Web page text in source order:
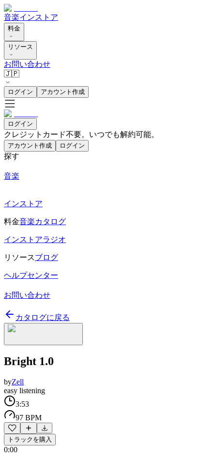
音楽インストア
料金
リソース
お問い合わせ
🇯🇵
ログイン アカウント作成
ログイン
クレジットカード不要。いつでも解約可能。
アカウント作成 ログイン
探す
音楽
インストア
料金音楽カタログ
インストアラジオ
リソースブログ
ヘルプセンター
お問い合わせ
カタログに戻る
Bright 1.0
byZell
easy listening
3:53
97 BPM
トラックを購入
0:00